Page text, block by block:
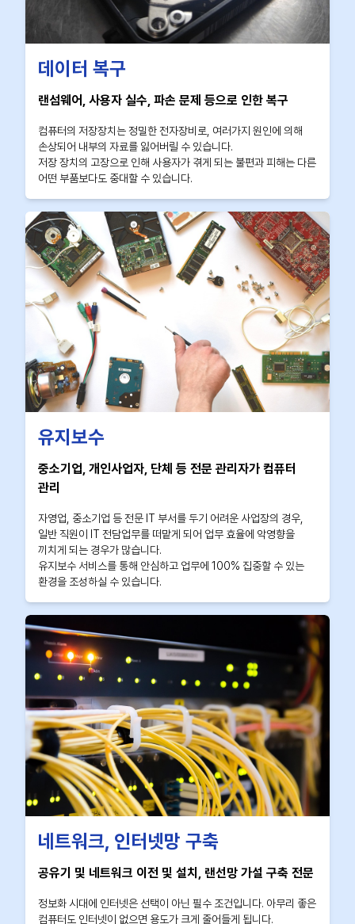
데이터 복구
랜섬웨어, 사용자 실수, 파손 문제 등으로 인한 복구
컴퓨터의 저장장치는 정밀한 전자장비로, 여러가지 원인에 의해
손상되어 내부의 자료를 잃어버릴 수 있습니다.
저장 장치의 고장으로 인해 사용자가 겪게 되는 불편과 피해는 다른
어떤 부품보다도 중대할 수 있습니다.
유지보수
중소기업, 개인사업자, 단체 등 전문 관리자가 컴퓨터
관리
자영업, 중소기업 등 전문 IT 부서를 두기 어려운 사업장의 경우,
일반 직원이 IT 전담업무를 떠맡게 되어 업무 효율에 악영향을
끼치게 되는 경우가 많습니다.
유지보수 서비스를 통해 안심하고 업무에 100% 집중할 수 있는
환경을 조성하실 수 있습니다.
네트워크, 인터넷망 구축
공유기 및 네트워크 이전 및 설치, 랜선망 가설 구축 전문
정보화 시대에 인터넷은 선택이 아닌 필수 조건입니다. 아무리 좋은
컴퓨터도 인터넷이 없으면 용도가 크게 줄어들게 됩니다.